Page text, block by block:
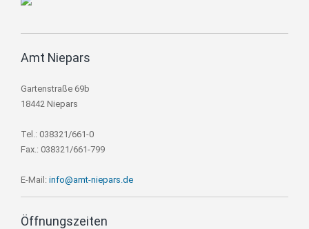
Amt Niepars
Gartenstraße 69b
18442 Niepars
Tel.: 038321/661-0
Fax.: 038321/661-799
E-Mail: info@amt-niepars.de
Öffnungszeiten